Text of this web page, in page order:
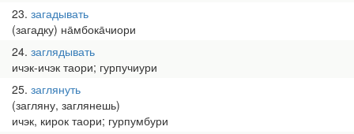
23 загадывать
(загадку) на̄мбока̄чиори
24 заглядывать
ичэк-ичэк таори; гурпучиури
25 заглянуть
(загляну, заглянешь)
ичэк, кирок таори; гурпумбури